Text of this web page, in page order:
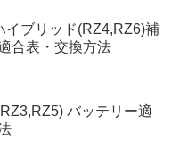
イブリッド(RZ4,RZ6)補
合表・交換方法
バッテリー適